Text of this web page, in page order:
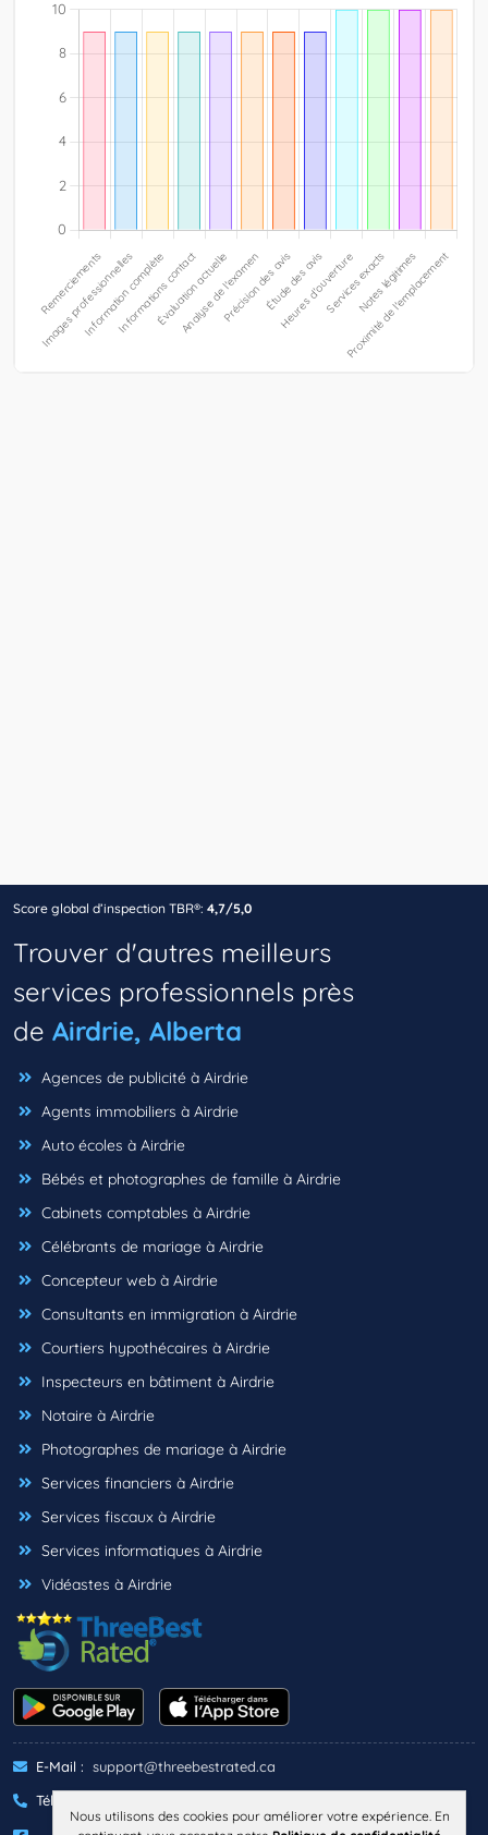
Score global d’inspection TBR®: 4,7/5,0
Trouver d'autres meilleurs
services professionnels près
de Airdrie, Alberta
Agences de publicité à Airdrie
Agents immobiliers à Airdrie
Auto écoles à Airdrie
Bébés et photographes de famille à Airdrie
Cabinets comptables à Airdrie
Célébrants de mariage à Airdrie
Concepteur web à Airdrie
Consultants en immigration à Airdrie
Courtiers hypothécaires à Airdrie
Inspecteurs en bâtiment à Airdrie
Notaire à Airdrie
Photographes de mariage à Airdrie
Services financiers à Airdrie
Services fiscaux à Airdrie
Services informatiques à Airdrie
Vidéastes à Airdrie
E-Mail : support@threebestrated.ca
Téléphone :
Nous utilisons des cookies pour améliorer votre expérience. En